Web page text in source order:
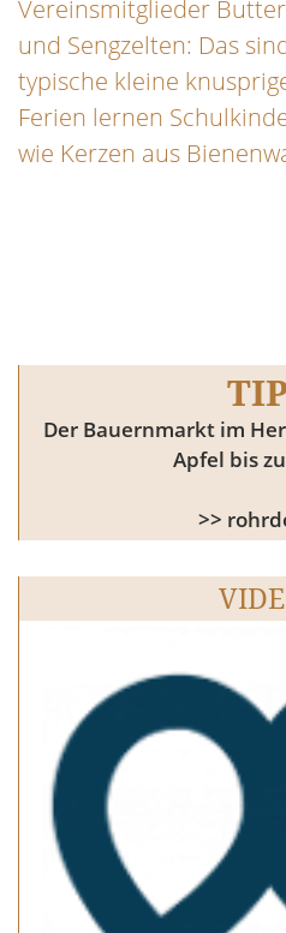
Vereinsmitglieder
und Sengzelten: Das
typische kleine
Ferien lernen
wie Kerzen aus
Der Bauernmarkt im
Apfel bis
>>